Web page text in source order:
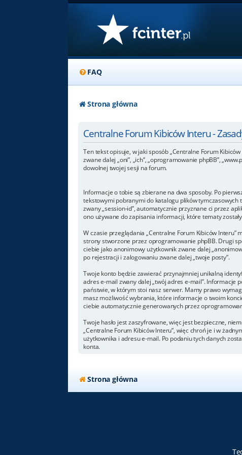
FAQ
Strona główna
Centralne Forum Kibiców Interu -
Ten tekst opisuje, w jaki sposób „Centralne Forum
zwane dalej „oni”, „ich”, „oprogramowanie phpBB”,
dowolnej twojej sesji na forum.
Informacje o tobie są zbierane na dwa sposoby. Po
tekstowymi pobranymi do katalogu plików
zwany „session-id”, automatycznie przyznane ci przez
ono używane do zapisania informacji, które tematy
W czasie przeglądania „Centralne Forum Kibiców
strony stworzone przez oprogramowanie phpBB. Drugi
ciebie jako anonimowy użytkownik zwane dalej
po rejestracji i zalogowaniu zwane dalej „twoje posty”.
Twoje konto będzie zawierać przynajmniej unikalną
adres e-mail zwany dalej „twój adres e-mail”. Informacje
państwie, w którym stoi nasz serwer. Mamy prawo
masz możliwość wybrania, które informacje o twoim
ciebie automatycznie generowanych przez
Twoje hasło jest zaszyfrowane, więc jest bezpieczne,
„Centralne Forum Kibiców Interu”, więc chroń je i w
użytkownika i adresu e-mail. Po podaniu tych danych
konta.
Strona główna